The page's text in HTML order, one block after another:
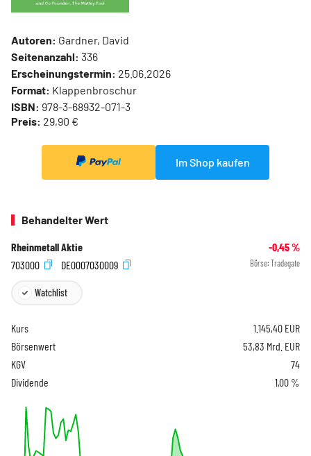
Autoren: Gardner, David
Seitenanzahl: 336
Erscheinungstermin: 25.06.2026
Format: Klappenbroschur
ISBN: 978-3-68932-071-3
Preis: 29,90 €
Im Shop kaufen
Behandelter Wert
Rheinmetall Aktie -0,45%
703000
DE0007030009 Börse: Tradegate
Watchlist
Kurs 1.145,40 EUR
Börsenwert
53,83 Mrd. EUR
KGV
74
Dividende
1,00 %